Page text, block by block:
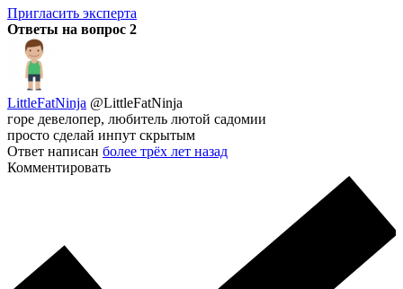
Пригласить эксперта
Ответы на вопрос 2
LittleFatNinja @LittleFatNinja
горе девелопер, любитель лютой садомии
просто сделай инпут скрытым
Ответ написан более трёх лет назад
Комментировать